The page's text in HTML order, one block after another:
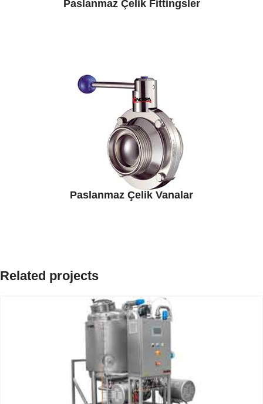
Paslanmaz Çelik Fittingsler
Paslanmaz Çelik Vanalar
Related projects